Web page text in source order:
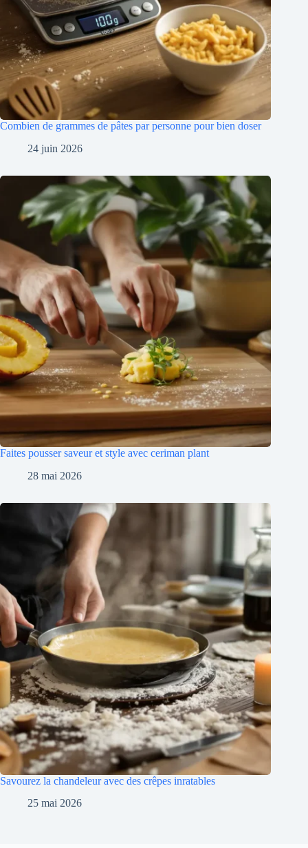
Combien de grammes de pâtes par personne pour bien doser
24 juin 2026
Faites pousser saveur et style avec ceriman plant
28 mai 2026
Savourez la chandeleur avec des crêpes inratables
25 mai 2026